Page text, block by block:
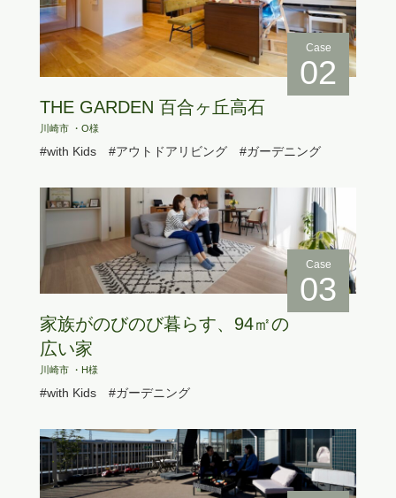
Case
02
THE GARDEN 百合ヶ丘高石
川崎市 ・O様
#with Kids #アウトドアリビング #ガーデニング
Case
03
家族がのびのび暮らす、94㎡の
広い家
川崎市 ・H様
#with Kids #ガーデニング